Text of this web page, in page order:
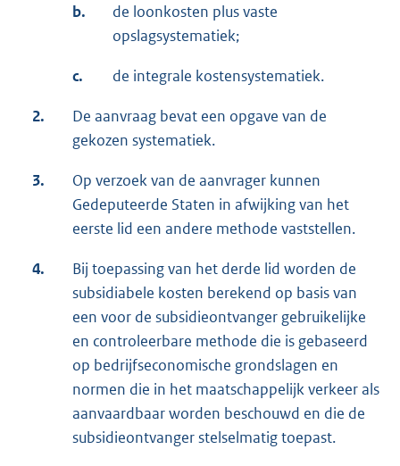
b.
de loonkosten plus vaste
opslagsystematiek;
c. de integrale kostensystematiek.
2.
De aanvraag bevat een opgave van de
gekozen systematiek.
3.
Op verzoek van de aanvrager kunnen
Gedeputeerde Staten in afwijking van het
eerste lid een andere methode vaststellen.
4.
Bij toepassing van het derde lid worden de
subsidiabele kosten berekend op basis van
een voor de subsidieontvanger gebruikelijke
en controleerbare methode die is gebaseerd
op bedrijfseconomische grondslagen en
normen die in het maatschappelijk verkeer als
aanvaardbaar worden beschouwd en die de
subsidieontvanger stelselmatig toepast.